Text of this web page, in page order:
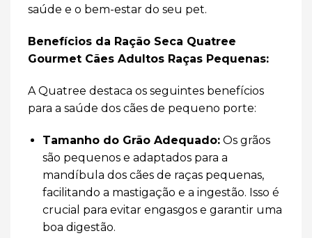
saúde e o bem-estar do seu pet.
Benefícios da Ração Seca Quatree
Gourmet Cães Adultos Raças Pequenas:
A Quatree destaca os seguintes benefícios
para a saúde dos cães de pequeno porte:
Tamanho do Grão Adequado:Os grãos
são pequenos e adaptados para a
mandíbula dos cães de raças pequenas,
facilitando a mastigação e a ingestão. Isso é
crucial para evitar engasgos e garantir uma
boa digestão.